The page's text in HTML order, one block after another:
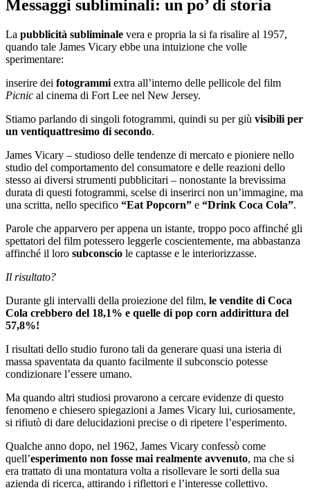
Messaggi subliminali: un po’ di storia
La pubblicità subliminale vera e propria la si fa risalire al 1957,
quando tale James Vicary ebbe una intuizione che volle
sperimentare:
inserire dei fotogrammi extra all’interno delle pellicole del film
Picnic al cinema di Fort Lee nel New Jersey.
Stiamo parlando di singoli fotogrammi, quindi su per giù visibili per
un ventiquattresimo di secondo.
James Vicary – studioso delle tendenze di mercato e pioniere nello
studio del comportamento del consumatore e delle reazioni dello
stesso ai diversi strumenti pubblicitari – nonostante la brevissima
durata di questi fotogrammi, scelse di inserirci non un’immagine, ma
una scritta, nello specifico “Eat Popcorn” e “Drink Coca Cola”.
Parole che apparvero per appena un istante, troppo poco affinché gli
spettatori del film potessero leggerle coscientemente, ma abbastanza
affinché il loro subconscio le captasse e le interiorizzasse.
Il risultato?
Durante gli intervalli della proiezione del film, le vendite di Coca
Cola crebbero del 18,1% e quelle di pop corn addirittura del
57,8%!
I risultati dello studio furono tali da generare quasi una isteria di
massa spaventata da quanto facilmente il subconscio potesse
condizionare l’essere umano.
Ma quando altri studiosi provarono a cercare evidenze di questo
fenomeno e chiesero spiegazioni a James Vicary lui, curiosamente,
si rifiutò di dare delucidazioni precise o di ripetere l’esperimento.
Qualche anno dopo, nel 1962, James Vicary confessò come
quell’esperimento non fosse mai realmente avvenuto, ma che si
era trattato di una montatura volta a risollevare le sorti della sua
azienda di ricerca, attirando i riflettori e l’interesse collettivo.